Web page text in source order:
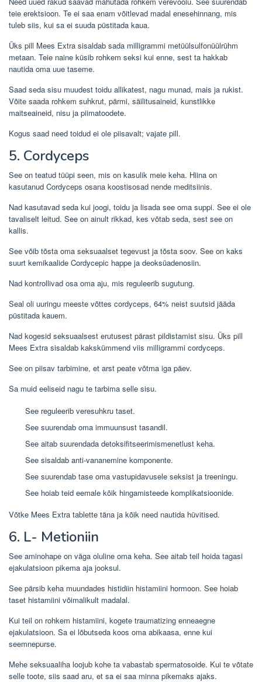
teie erektsioon. Te ei saa enam võitlevad madal enesehinnang, mis
tuleb siis, kui sa ei suuda püstitada kaua.
Üks pill Mees Extra sisaldab sada milligrammi metüülsulfonüülrühm
metaan. Teie naine küsib rohkem seksi kui enne, sest ta hakkab
nautida oma uue taseme.
Saad seda sisu muudest toidu allikatest, nagu munad, mais ja rukist.
Võite saada rohkem suhkrut, pärmi, säilitusaineid, kunstlikke
maitseaineid, nisu ja piimatoodete.
Kogus saad need toidud ei ole piisavalt; vajate pill.
5. Cordyceps
See on teatud tüüpi seen, mis on kasulik meie keha. Hiina on
kasutanud Cordyceps osana koostisosad nende meditsiinis.
Nad kasutavad seda kui joogi, toidu ja lisada see oma suppi. See ei ole
tavaliselt leitud. See on ainult rikkad, kes võtab seda, sest see on
kallis.
See võib tõsta oma seksuaalset tegevust ja tõsta soov. See on kaks
suurt kemikaalide Cordycepic happe ja deoksüadenosiin.
Nad kontrollivad osa oma aju, mis reguleerib sugutung.
Seal oli uuringu meeste võttes cordyceps, 64% neist suutsid jääda
püstitada kauem.
Nad kogesid seksuaalsest erutusest pärast pildistamist sisu. Üks pill
Mees Extra sisaldab kakskümmend viis milligrammi cordyceps.
See on piisav tarbimine, et arst peate võtma iga päev.
Sa muid eeliseid nagu te tarbima selle sisu.
See reguleerib veresuhkru taset.
See suurendab oma immuunsust tasandil.
See aitab suurendada detoksifitseerimismenetlust keha.
See sisaldab anti-vananemine komponente.
See suurendab tase oma vastupidavusele seksist ja treeningu.
See hoiab teid eemale kõik hingamisteede komplikatsioonide.
Võtke Mees Extra tablette täna ja kõik need nautida hüvitised.
6. L- Metioniin
See aminohape on väga oluline oma keha. See aitab teil hoida tagasi
ejakulatsioon pikema aja jooksul.
See pärsib keha muundades histidiin histamiini hormoon. See hoiab
taset histamiini võimalikult madalal.
Kui teil on rohkem histamiini, kogete traumatizing enneaegne
ejakulatsioon. Sa ei lõbutseda koos oma abikaasa, enne kui
seemnepurse.
Mehe seksuaaliha loojub kohe ta vabastab spermatosoide. Kui te võtate
selle toote, siis saad aru, et sa ei saa minna pikemaks ajaks.